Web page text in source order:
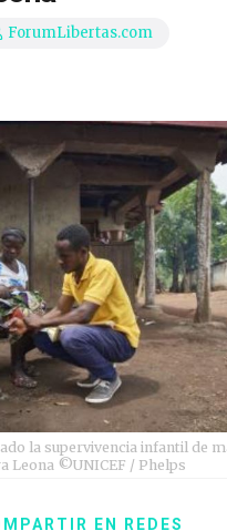
ForumLibertas.com
la supervivencia infantil de
Leona ©UNICEF / Phelps
EN REDES